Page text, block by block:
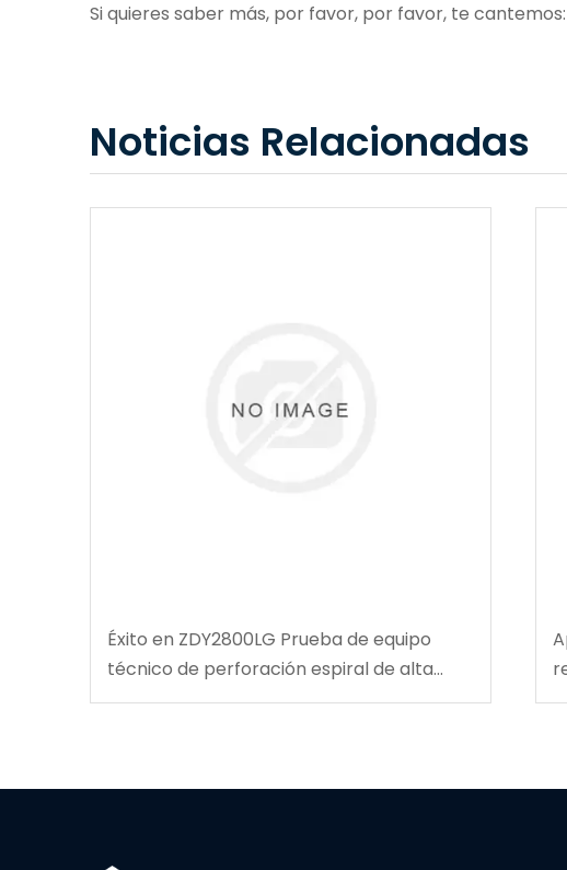
Si quieres saber más, por favor, por favor, te cantemos:
Noticias Relacionadas
Éxito en ZDY2800LG Prueba de equipo
técnico de perforación espiral de alta
velocidad